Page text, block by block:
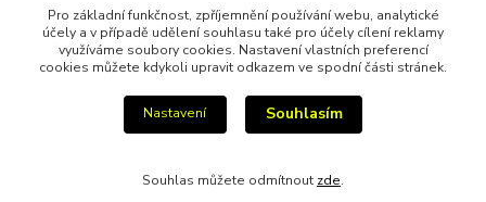
strana z 1
Pro základní funkčnost, zpříjemnění používání webu, analytické
účely a v případě udělení souhlasu také pro účely cílení reklamy
využíváme soubory cookies. Nastavení vlastních preferencí
cookies můžete kdykoli upravit odkazem ve spodní části stránek.
Nastavení Souhlasím
Souhlas můžete odmítnout zde.